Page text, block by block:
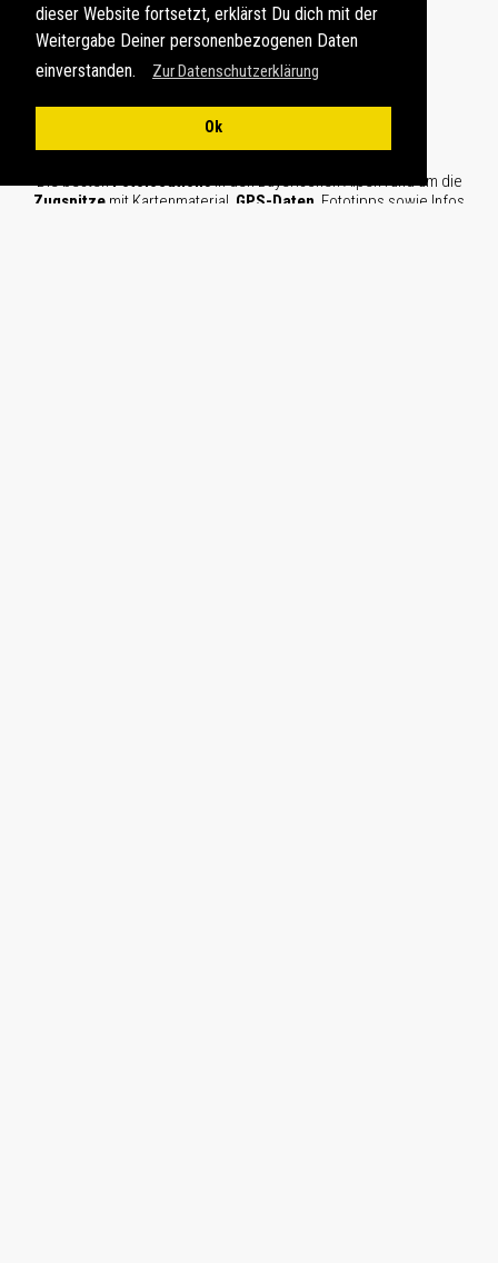
dieser Website fortsetzt, erklärst Du dich mit der
Weitergabe Deiner personenbezogenen Daten
einverstanden.
Zur Datenschutzerklärung
Ok
GPS-DATEN, FOTOTIPPS ALS PDF-DATEI
Die bestenFotolocationsin den Bayerischen Alpen rund um die
Zugspitze mit Kartenmaterial, GPS-Daten , Fototipps sowie Infos